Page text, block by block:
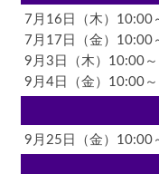
7月16日（木）10:00
7月17日（金）10:00
9月3日（木）10:00
9月4日（金）10:00
9月25日（金）